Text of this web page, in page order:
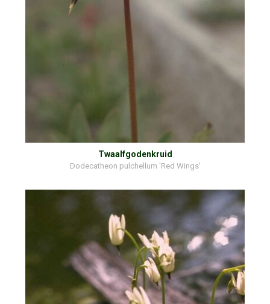
Twaalfgodenkruid
Dodecatheon pulchellum 'Red Wings'